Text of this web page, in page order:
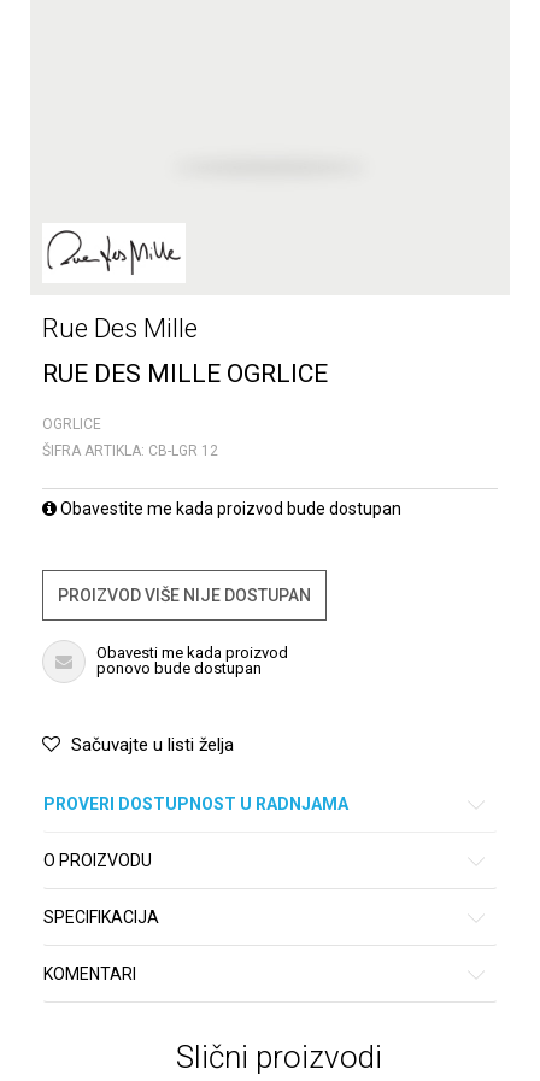
Rue Des Mille
RUE DES MILLE OGRLICE
OGRLICE
ŠIFRA ARTIKLA: CB-LGR 12
Obavestite me kada proizvod bude dostupan
PROIZVOD VIŠE NIJE DOSTUPAN
Obavesti me kada proizvod
ponovo bude dostupan
Sačuvajte u listi želja
PROVERI DOSTUPNOST U RADNJAMA
O PROIZVODU
SPECIFIKACIJA
KOMENTARI
Slični proizvodi